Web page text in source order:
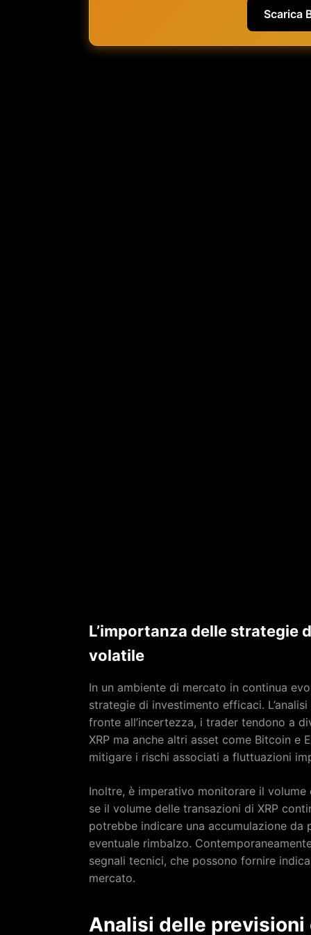
Scarica
L’importanza delle strategie
volatile
In un ambiente di mercato in continua
strategie di investimento efficaci.
fronte all’incertezza, i trader tendono a
XRP ma anche altri asset come Bitcoin e
mitigare i rischi associati a fluttuazioni
Inoltre, è imperativo monitorare il
se il volume delle transazioni di XRP
potrebbe indicare una accumulazione
eventuale rimbalzo.
segnali tecnici, che possono fornire
mercato.
Analisi delle previsioni